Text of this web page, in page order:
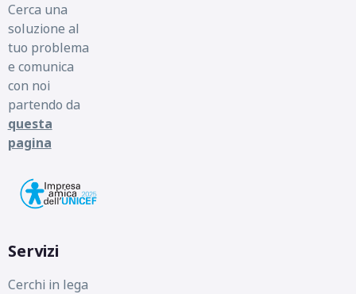
Cerca una
soluzione al
tuo problema
e comunica
con noi
partendo da
questa
pagina
Servizi
Cerchi in lega